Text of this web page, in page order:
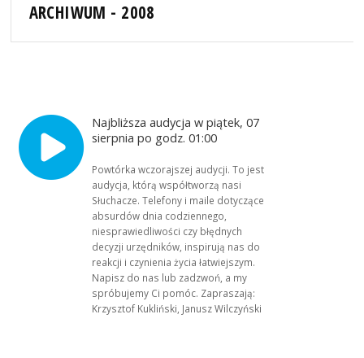
ARCHIWUM - 2008
Najbliższa audycja w piątek, 07
sierpnia po godz. 01:00
Powtórka wczorajszej audycji. To jest
audycja, którą współtworzą nasi
Słuchacze. Telefony i maile dotyczące
absurdów dnia codziennego,
niesprawiedliwości czy błędnych
decyzji urzędników, inspirują nas do
reakcji i czynienia życia łatwiejszym.
Napisz do nas lub zadzwoń, a my
spróbujemy Ci pomóc. Zapraszają:
Krzysztof Kukliński, Janusz Wilczyński